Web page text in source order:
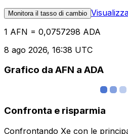
Monitora il tasso di cambio
1 AFN = 0,0757298 ADA
8 ago 2026, 16:38 UTC
Grafico da AFN a ADA
Confronta e risparmia
Confrontando Xe con le